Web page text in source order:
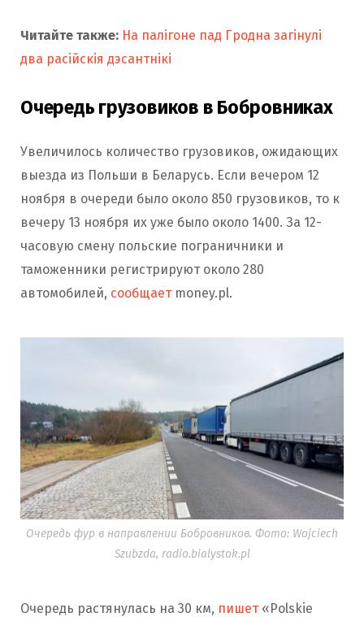
Читайте также: На палігоне пад Гродна загінулі
два расійскія дэсантнікі
Очередь грузовиков в Бобровниках
Увеличилось количество грузовиков, ожидающих
выезда из Польши в Беларусь. Если вечером 12
ноября в очереди было около 850 грузовиков, то к
вечеру 13 ноября их уже было около 1400. За 12-
часовую смену польские пограничники и
таможенники регистрируют около 280
автомобилей, сообщаетmoney.pl.
Очередь фур в направлении Бобровников. Фото: Wojciech
Szubzda, radio.bialystok.pl
Очередь растянулась на 30 км, пишет«Polskie